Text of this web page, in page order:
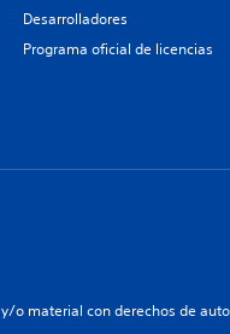
Desarrolladores
Programa oficial de licencias
o material con derechos de